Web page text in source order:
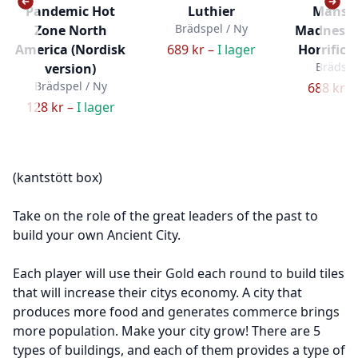
Pandemic Hot
Zone North
America (Nordisk
version)
Brädspel / Ny
128 kr –I lager
Luthier
Brädspel / Ny
689 kr –I lager
Madness
Horrific
688 kr –
(kantstött box)
Take on the role of the great leaders of the past to
build your own Ancient City.
Each player will use their Gold each round to build tiles
that will increase their citys economy. A city that
produces more food and generates commerce brings
more population. Make your city grow! There are 5
types of buildings, and each of them provides a type of